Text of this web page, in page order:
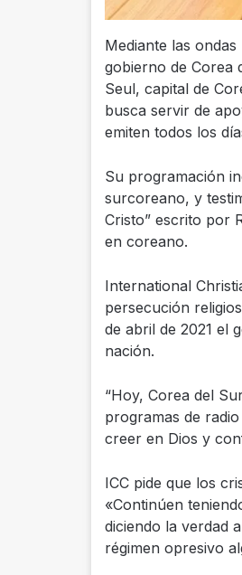
Mediante las
gobierno de Corea
Seul, capital de
busca servir de
emiten todos los
Su programación
surcoreano, y
Cristo” escrito por
en coreano.
International
persecución
de abril de 2021 el
nación.
“Hoy, Corea del
programas de
creer en Dios y
ICC pide que los
«Continúen
diciendo la verdad
régimen opresivo